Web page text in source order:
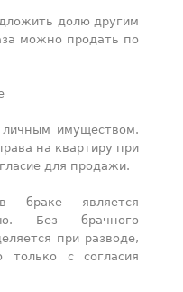
долю другим
можно продать по
имуществом.
на квартиру при
для продажи.
браке является
Без брачного
при разводе,
с согласия